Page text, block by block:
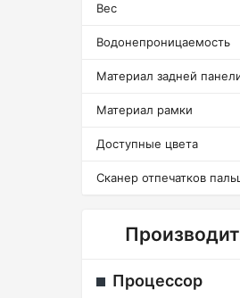
Вес
Водонепроницаемость
Материал задней
Материал рамки
Доступные цвета
Сканер отпечатков
Процессор